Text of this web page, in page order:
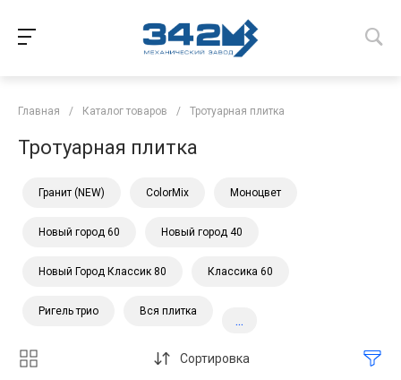
Главная / Каталог товаров / Тротуарная плитка
Тротуарная плитка
Гранит (NEW) ColorMix Моноцвет
Новый город 60 Новый город 40
Новый Город Классик 80 Классика 60
Ригель трио Вся плитка
...
Сортировка